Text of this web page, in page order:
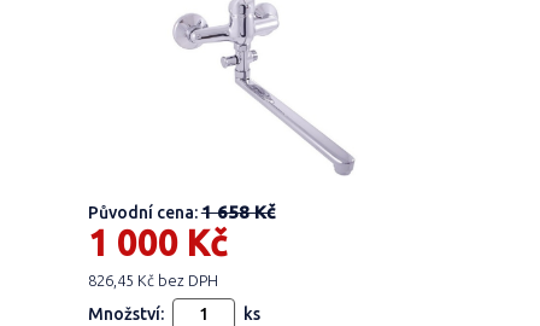
Původní cena:1 658 Kč
1 000 Kč
826,45 Kč bez DPH
Množství: ks